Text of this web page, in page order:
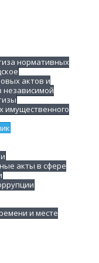
нормативных
актов и
независимой
имущественного
акты в сфере
и месте